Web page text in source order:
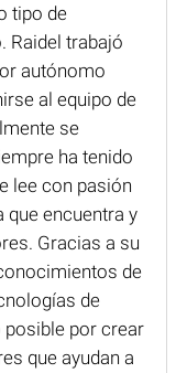
tipo de
Raidel trabajó
autónomo
al equipo de
se
ha tenido
lee con pasión
encuentra y
Gracias a su
de
de
posible por crear
que ayudan a